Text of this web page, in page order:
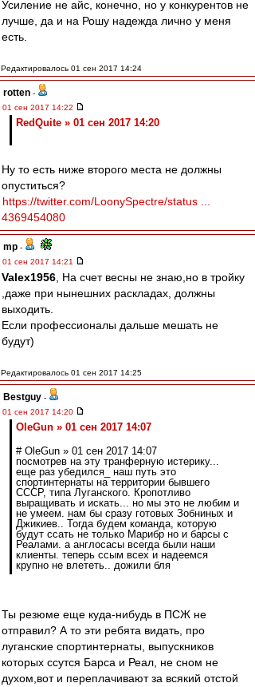
Усиление не айс, конечно, но у конкурентов не
лучше, да и на Рошу надежда лично у меня
есть.
Редактировалось 01 сен 2017 14:24
rotten -
01 сен 2017 14:22
RedQuite » 01 сен 2017 14:20
Ну то есть ниже второго места не должны
опуститься?
https://twitter.com/LoonySpectre/status ...
4369454080
mp -
01 сен 2017 14:21
Valex1956 , На счет весны не знаю,но в тройку
,даже при нынешних раскладах, должны
выходить.
Если профессионалы дальше мешать не
будут)
Редактировалось 01 сен 2017 14:25
Bestguy -
01 сен 2017 14:20
OleGun » 01 сен 2017 14:07
# OleGun » 01 сен 2017 14:07
посмотрев на эту транферную истерику...
еще раз убедился_ наш путь это
спортинтернаты на территории бывшего
СССР, типа Луганского. Кропотливо
выращивать и искать... но мы это не любим и
не умеем. нам бы сразу готовых Зобниных и
Джикиев.. Тогда будем команда, которую
будут ссать не только Марибр но и барсы с
Реалами. а англосасы всегда были наши
клиенты. теперь ссым всех и надеемся
крупно не влететь.. дожили бля
Ты резюме еще куда-нибудь в ПСЖ не
отправил? А то эти ребята видать, про
луганские спортинтернаты, выпускников
которых ссутся Барса и Реал, не сном не
духом,вот и переплачивают за всякий отстой